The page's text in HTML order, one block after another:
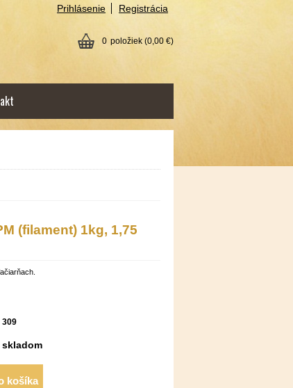
Prihlásenie Registrácia
0 položiek (0,00 €)
(filament) 1kg, 1,75
309
skladom
košíka